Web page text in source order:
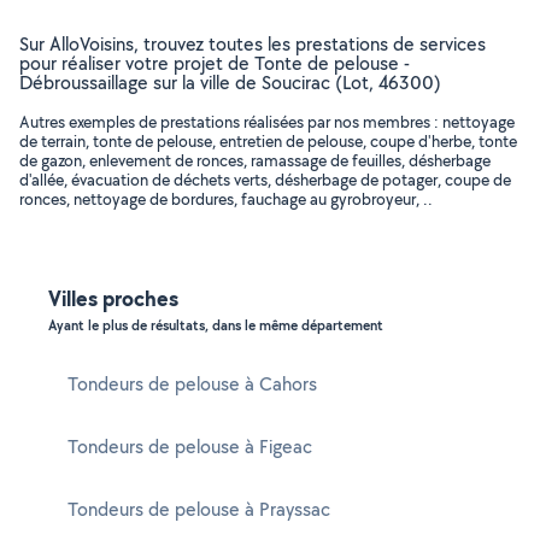
Sur AlloVoisins, trouvez toutes les prestations de services
pour réaliser votre projet de Tonte de pelouse -
Débroussaillage sur la ville de Soucirac (Lot, 46300)
Autres exemples de prestations réalisées par nos membres : nettoyage
de terrain, tonte de pelouse, entretien de pelouse, coupe d'herbe, tonte
de gazon, enlevement de ronces, ramassage de feuilles, désherbage
d'allée, évacuation de déchets verts, désherbage de potager, coupe de
ronces, nettoyage de bordures, fauchage au gyrobroyeur, ..
Villes proches
Ayant le plus de résultats, dans le même département
Tondeurs de pelouse à Cahors
Tondeurs de pelouse à Figeac
Tondeurs de pelouse à Prayssac